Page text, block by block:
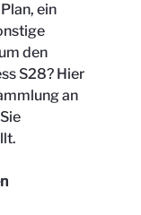
ein
den
S28? Hier
an